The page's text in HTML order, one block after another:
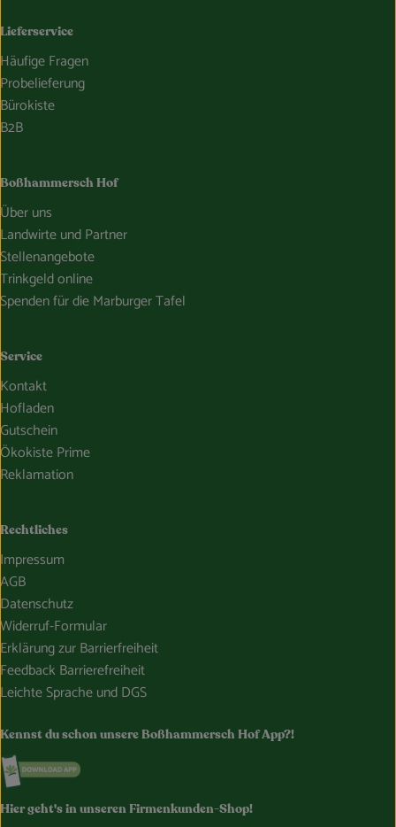
Lieferservice
Häufige Fragen
Probelieferung
Bürokiste
B2B
Boßhammersch Hof
Über uns
Landwirte und Partner
Stellenangebote
Trinkgeld online
Spenden für die Marburger Tafel
Service
Kontakt
Hofladen
Gutschein
Ökokiste Prime
Reklamation
Rechtliches
Impressum
AGB
Datenschutz
Widerruf-Formular
Erklärung zur Barrierfreiheit
Feedback Barrierefreiheit
Leichte Sprache und DGS
Kennst du schon unsere Boßhammersch Hof App?!
Externer Link zu https://www.bosshammersch-
Hier geht's in unseren Firmenkunden-Shop!